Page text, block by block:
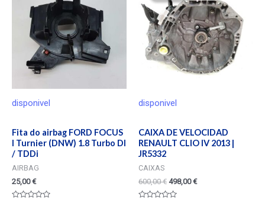
disponivel
Fita do airbag FORD FOCUS
I Turnier (DNW) 1.8 Turbo DI
/ TDDi
AIRBAG
25,00€
disponivel
CAIXA DE VELOCIDAD
RENAULT CLIO IV 2013 |
JR5332
CAIXAS
600,00€ 498,00€